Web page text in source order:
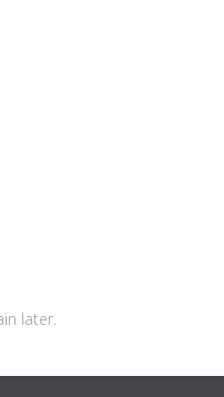
later.